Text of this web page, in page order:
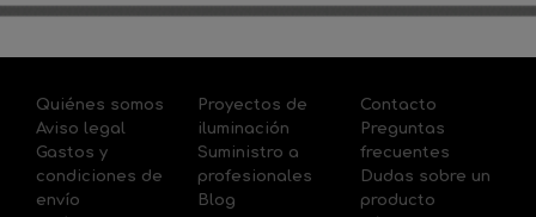
Quiénes somos
Aviso legal
Gastos y
condiciones de
envío
Proyectos de
iluminación
Suministro a
profesionales
Blog
Contacto
Preguntas
frecuentes
Dudas sobre un
producto